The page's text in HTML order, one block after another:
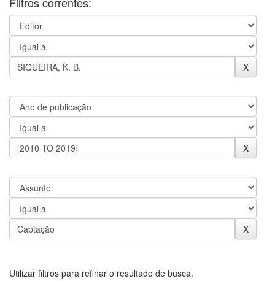
Utilizar filtros para refinar o resultado de busca.